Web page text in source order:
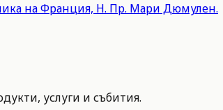
на Франция, Н. Пр. Мари Дюмулен.
услуги и събития.